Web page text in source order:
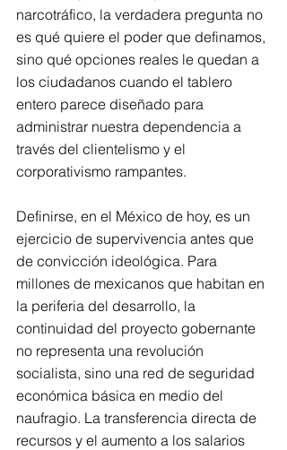
narcotráfico, la verdadera pregunta no
es qué quiere el poder que definamos,
sino qué opciones reales le quedan a
los ciudadanos cuando el tablero
entero parece diseñado para
administrar nuestra dependencia a
través del clientelismo y el
corporativismo rampantes.
Definirse, en el México de hoy, es un
ejercicio de supervivencia antes que
de convicción ideológica. Para
millones de mexicanos que habitan en
la periferia del desarrollo, la
continuidad del proyecto gobernante
no representa una revolución
socialista, sino una red de seguridad
económica básica en medio del
naufragio. La transferencia directa de
recursos y el aumento a los salarios